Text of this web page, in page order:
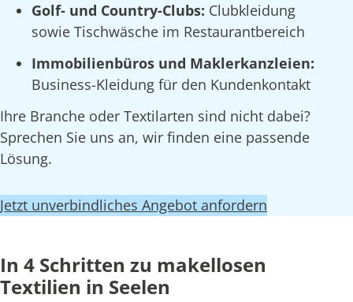
Golf- und Country-Clubs: Clubkleidung
sowie Tischwäsche im Restaurantbereich
Immobilienbüros und Maklerkanzleien:
Business-Kleidung für den Kundenkontakt
Ihre Branche oder Textilarten sind nicht dabei?
Sprechen Sie uns an, wir finden eine passende
Lösung.
Jetzt unverbindliches Angebot anfordern
In 4 Schritten zu makellosen
Textilien in Seelen